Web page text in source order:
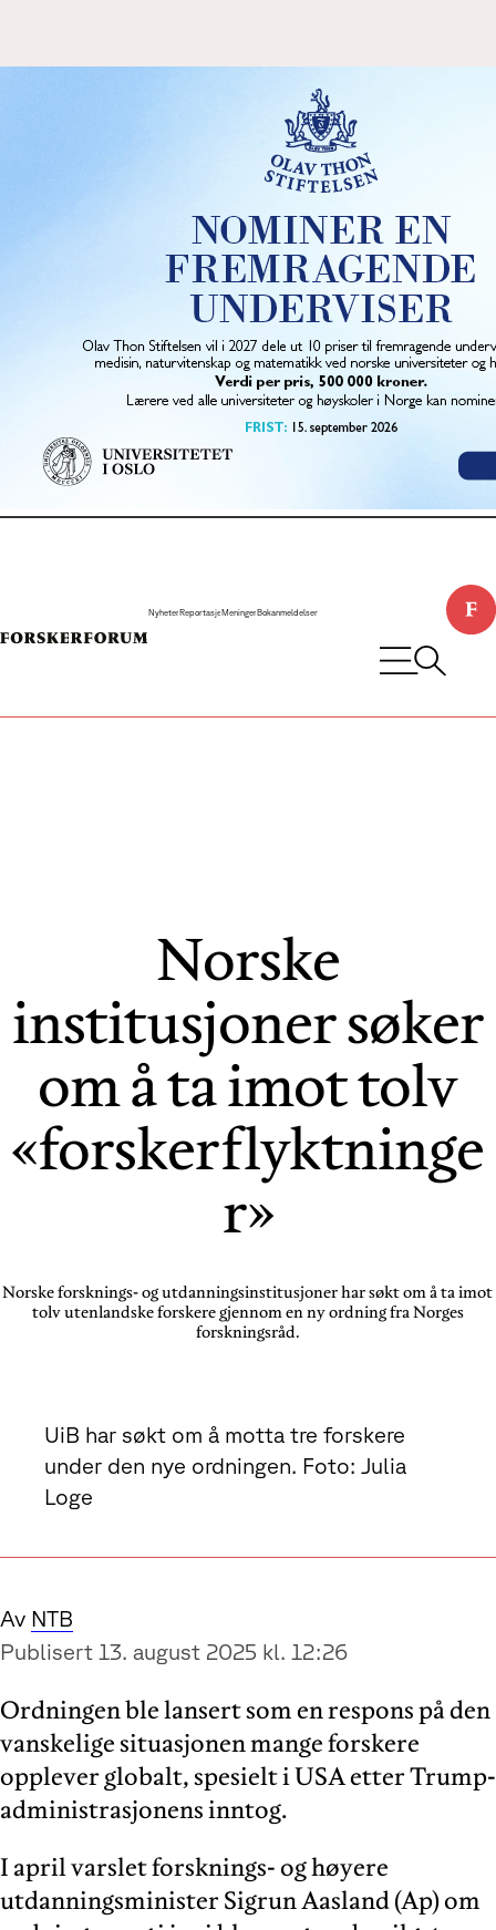
Nyheter Reportasje Meninger Bokanmeldelser
Norske
institusjoner søker
om å ta imot tolv
«forskerflyktninge
r»
Norske forsknings- og utdanningsinstitusjoner har søkt om å ta imot
tolv utenlandske forskere gjennom en ny ordning fra Norges
forskningsråd.
UiB har søkt om å motta tre forskere
under den nye ordningen. Foto: Julia
Loge
Av NTB
Publisert 13. august 2025 kl. 12:26
Ordningen ble lansert som en respons på den
vanskelige situasjonen mange forskere
opplever globalt, spesielt i USA etter Trump-
administrasjonens inntog.
I april varslet forsknings- og høyere
utdanningsminister Sigrun Aasland (Ap) om